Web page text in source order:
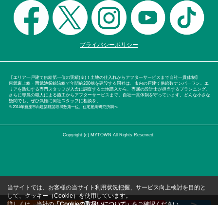
プライバシーポリシー
【エリア一戸建て供給第一位の実績(※)！土地の仕入れからアフターサービスまで自社一貫体制】
東武東上線・西武池袋線沿線で年間約200棟を建設する同社は、市内の戸建て供給数ナンバーワン。エ
リアを熟知する専門スタッフが入念に調査する土地購入から、専属の設計士が担当するプランニング、
さらに専属の職人による施工からアフターサービスまで、自社一貫体制を守っています。どんな小さな
疑問でも、ぜひ気軽に同社スタッフに相談を。
※2014年新座市内建築確認取得数第一位。住宅産業研究所調べ
Copyright (c) MYTOWN All Rights Reserved.
当サイトでは、お客様の当サイト利用状況把握、サービス向上検討を目的と
して、クッキー（Cookie）を使用しています。